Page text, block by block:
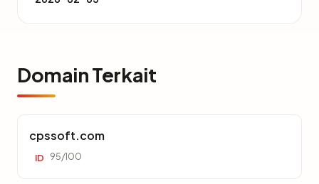
Domain Terkait
cpssoft.com
ID 95/100